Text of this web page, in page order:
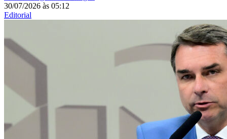
30/07/2026 às 05:12
Editorial